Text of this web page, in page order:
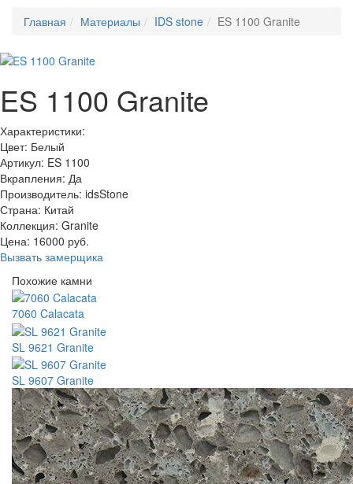
Главная
Материалы IDS stone ES 1100 Granite
ES 1100 Granite
Характеристики:
Цвет: Белый
Артикул: ES 1100
Вкрапления: Да
Производитель: idsStone
Страна: Китай
Коллекция: Granite
Цена: 16000 руб.
Вызвать замерщика
Похожие камни
7060 Calacata
SL 9621 Granite
SL 9607 Granite